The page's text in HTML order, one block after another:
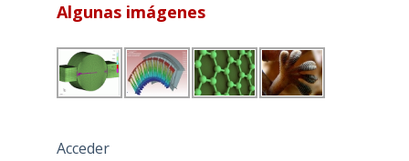
Algunas imágenes
Acceder